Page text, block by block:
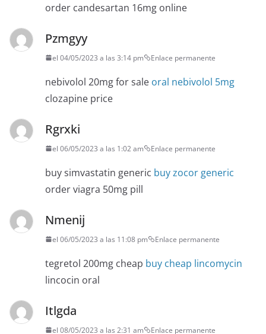
order candesartan 16mg online
Pzmgyy
el 04/05/2023 a las 3:14 pm Enlace permanente
nebivolol 20mg for sale oral nebivolol 5mg
clozapine price
Rgrxki
el 06/05/2023 a las 1:02 am Enlace permanente
buy simvastatin generic buy zocor generic
order viagra 50mg pill
Nmenij
el 06/05/2023 a las 11:08 pm Enlace permanente
tegretol 200mg cheap buy cheap lincomycin
lincocin oral
Itlgda
el 08/05/2023 a las 2:31 am Enlace permanente